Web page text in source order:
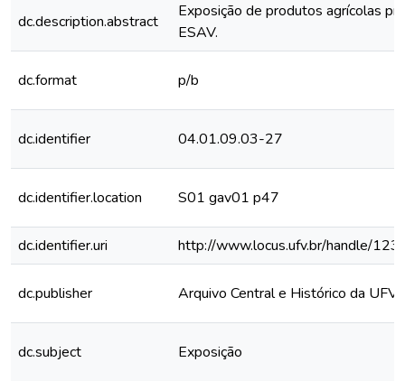
dc.description.abstract
Exposição de produtos agrícolas
ESAV.
dc.format p/b
dc.identifier 04.01.09.03-27
dc.identifier.location S01 gav01 p47
dc.identifier.uri http://www.locus.ufv.br/handle/
dc.publisher Arquivo Central e Histórico da UFV
dc.subject Exposição